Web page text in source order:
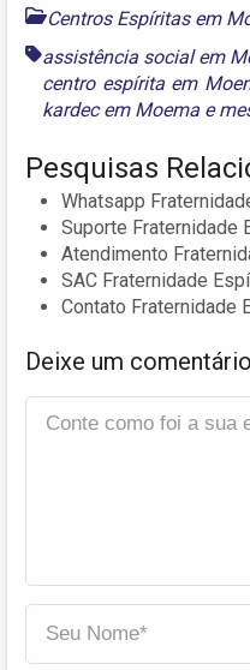
Centros Espíritas em
assistência social em
centro espírita em
kardec em Moema e
Pesquisas
Whatsapp
Suporte Fraternidade
Atendimento
SAC Fraternidade
Contato Fraternidade
Deixe um comentário